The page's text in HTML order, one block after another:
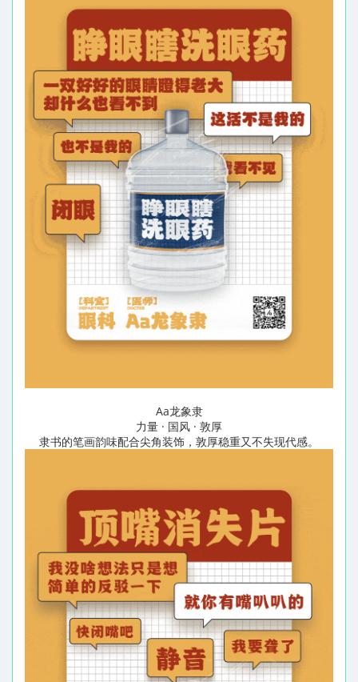
Aa龙象隶
力量 · 国风 · 敦厚
隶书的笔画韵味配合尖角装饰，敦厚稳重又不失现代感。